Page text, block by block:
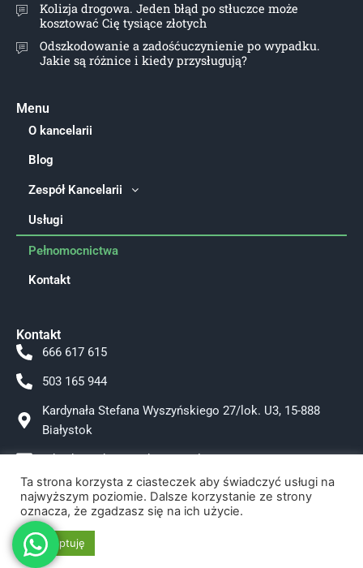
Kolizja drogowa. Jeden błąd po stłuczce może
kosztować Cię tysiące złotych
Odszkodowanie a zadośćuczynienie po wypadku.
Jakie są różnice i kiedy przysługują?
Menu
O kancelarii
Blog
Zespół Kancelarii
Usługi
Pełnomocnictwa
Kontakt
Kontakt
666 617 615
503 165 944
Kardynała Stefana Wyszyńskiego 27/lok. U3, 15-888
Białystok
adwokat.tokarzewska@gmail.com
Facebook
Instagram
Polityka Prywatności
Ta strona korzysta z ciasteczek aby świadczyć usługi na
najwyższym poziomie. Dalsze korzystanie ze strony
oznacza, że zgadzasz się na ich użycie.
Akceptuję